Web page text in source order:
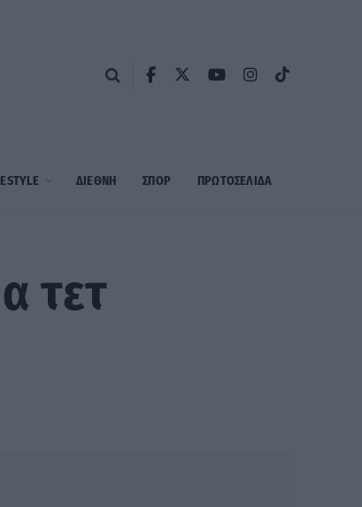
ΔΙΕΘΝΗ ΣΠΟΡ ΠΡΩΤΟΣΈΛΙΔΑ
τετ